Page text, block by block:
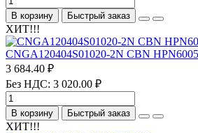
В корзину Быстрый заказ
ХИТ!!!
CNGA120404S01020-2N CBN
3 684.40 ₽
Без НДС: 3 020.00 ₽
В корзину Быстрый заказ
ХИТ!!!